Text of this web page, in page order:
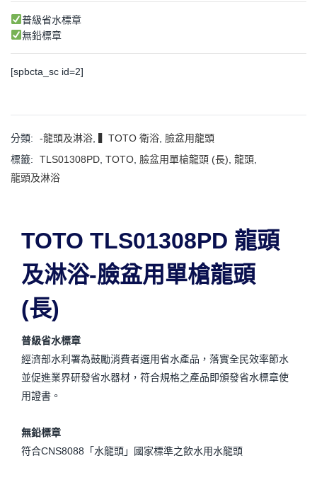
普級省水標章
無鉛標章
[spbcta_sc id=2]
分類: -龍頭及淋浴 ▍TOTO 衛浴 臉盆用龍頭
標籤:
TLS01308PD TOTO 臉盆用單槍龍頭 (長) 龍頭
龍頭及淋浴
TOTO TLS01308PD 龍頭
及淋浴-臉盆用單槍龍頭
(長)
普級省水標章
經濟部水利署為鼓勵消費者選用省水產品，落實全民效率節水
並促進業界研發省水器材，符合規格之產品即頒發省水標章使
用證書。
無鉛標章
符合CNS8088「水龍頭」國家標準之飲水用水龍頭